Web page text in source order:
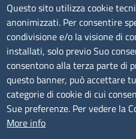
Imperia 0183 7931 - La
Amministrazione
Consulta tutte le sezioni
Bilanci
Bandi di concorso
Procedimenti
Provvedimenti
Questo sito utilizza cookie
anonimizzati. Per consentire
condivisione e/o la visione di
installati, solo previo Suo
consentono alla terza parte di
questo banner, può accettare
categorie di cookie di cui
Sue preferenze. Per vedere la
More info